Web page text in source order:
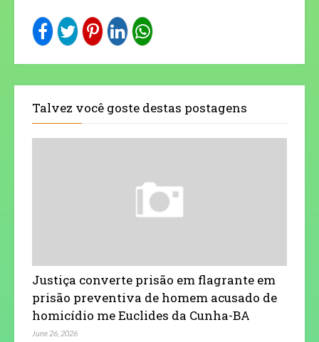
Talvez você goste destas postagens
Justiça converte prisão em flagrante em
prisão preventiva de homem acusado de
homicídio me Euclides da Cunha-BA
June 26, 2026